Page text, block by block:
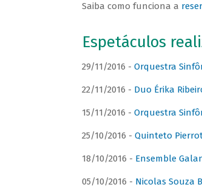
Saiba como funciona a
Espetáculos
29/11/2016 - Orquestra
22/11/2016 - Duo Érika
15/11/2016 - Orquestra
25/10/2016 - Quinteto
18/10/2016 - Ensemble
05/10/2016 - Nicolas Souza